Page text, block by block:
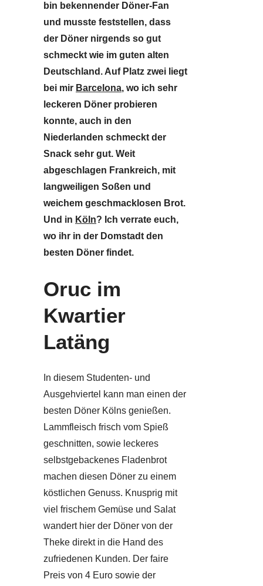
bin bekennender Döner-Fan
und musste feststellen, dass
der Döner nirgends so gut
schmeckt wie im guten alten
Deutschland. Auf Platz zwei liegt
bei mir Barcelona, wo ich sehr
leckeren Döner probieren
konnte, auch in den
Niederlanden schmeckt der
Snack sehr gut. Weit
abgeschlagen Frankreich, mit
langweiligen Soßen und
weichem geschmacklosen Brot.
Und in Köln? Ich verrate euch,
wo ihr in der Domstadt den
besten Döner findet.
Oruc im
Kwartier
Latäng
In diesem Studenten- und
Ausgehviertel kann man einen der
besten Döner Kölns genießen.
Lammfleisch frisch vom Spieß
geschnitten, sowie leckeres
selbstgebackenes Fladenbrot
machen diesen Döner zu einem
köstlichen Genuss. Knusprig mit
viel frischem Gemüse und Salat
wandert hier der Döner von der
Theke direkt in die Hand des
zufriedenen Kunden. Der faire
Preis von 4 Euro sowie der